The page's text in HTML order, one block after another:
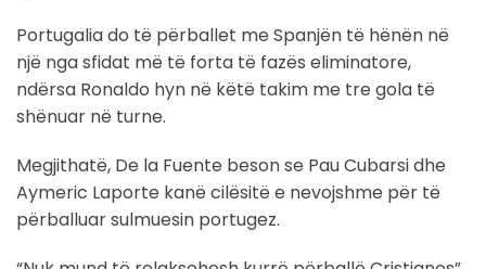
Portugalia do të përballet me Spanjën të hënën në
një nga sfidat më të forta të fazës eliminatore,
ndërsa Ronaldo hyn në këtë takim me tre gola të
shënuar në turne.
Megjithatë, De la Fuente beson se Pau Cubarsi dhe
Aymeric Laporte kanë cilësitë e nevojshme për të
përballuar sulmuesin portugez.